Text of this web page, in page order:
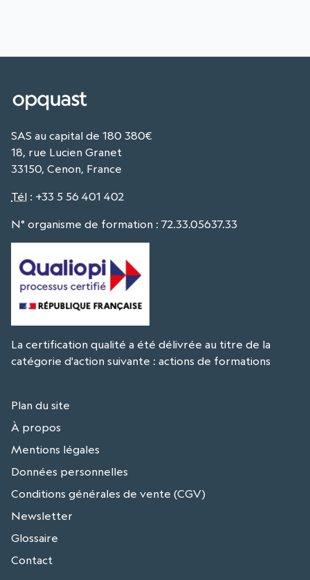
SAS au capital de 180 380€
18, rue Lucien Granet
33150, Cenon, France
Tél : +33 5 56 401 402
N° organisme de formation : 72.33.05637.33
La certification qualité a été délivrée au titre de la
catégorie d'action suivante : actions de formations
Plan du site
À propos
Mentions légales
Données personnelles
Conditions générales de vente (CGV)
Newsletter
Glossaire
Contact